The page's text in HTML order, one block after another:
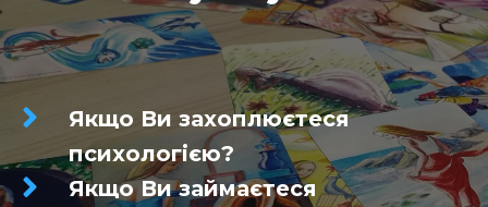
І
Ю
Якщо Ви захоплюєтеся
психологією?
Якщо Ви займаєтеся